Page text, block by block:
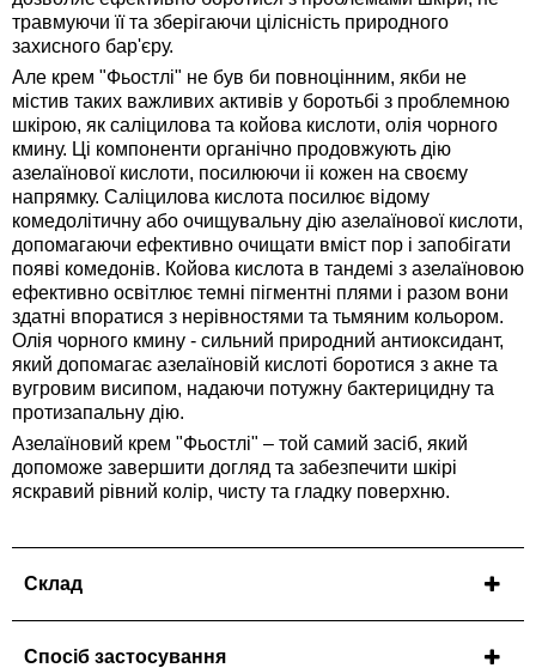
травмуючи її та зберігаючи цілісність природного
захисного бар'єру.
Але крем "Фьостлі" не був би повноцінним, якби не
містив таких важливих активів у боротьбі з проблемною
шкірою, як саліцилова та койова кислоти, олія чорного
кмину. Ці компоненти органічно продовжують дію
азелаїнової кислоти, посилюючи іі кожен на своєму
напрямку. Саліцилова кислота посилює відому
комедолітичну або очищувальну дію азелаїнової кислоти,
допомагаючи ефективно очищати вміст пор і запобігати
появі комедонів. Койова кислота в тандемі з азелаїновою
ефективно освітлює темні пігментні плями і разом вони
здатні впоратися з нерівностями та тьмяним кольором.
Олія чорного кмину - сильний природний антиоксидант,
який допомагає азелаїновій кислоті боротися з акне та
вугровим висипом, надаючи потужну бактерицидну та
протизапальну дію.
Азелаїновий крем "Фьостлі" – той самий засіб, який
допоможе завершити догляд та забезпечити шкірі
яскравий рівний колір, чисту та гладку поверхню.
Склад
Спосіб застосування